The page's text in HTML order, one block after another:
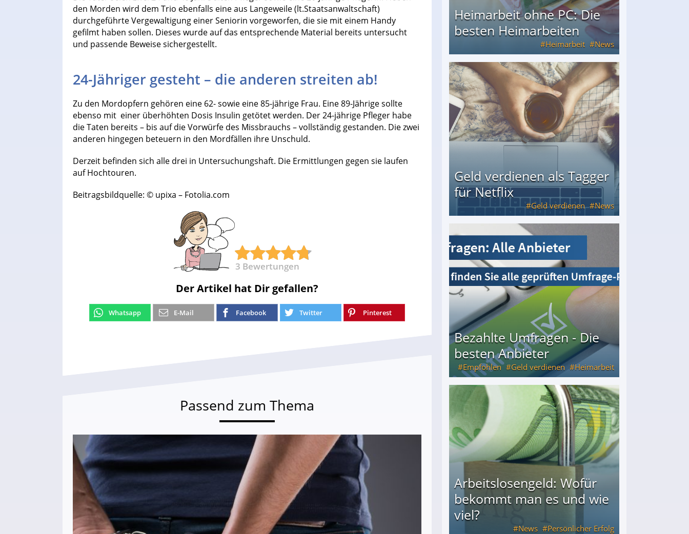
den Morden wird dem Trio ebenfalls eine aus Langeweile (lt.Staatsanwaltschaft)
durchgeführte Vergewaltigung einer Seniorin vorgeworfen, die sie mit einem Handy
gefilmt haben sollen. Dieses wurde auf das entsprechende Material bereits untersucht
und passende Beweise sichergestellt.
24-Jähriger gesteht – die anderen streiten ab!
Zu den Mordopfern gehören eine 62- sowie eine 85-jährige Frau. Eine 89-Jährige sollte
ebenso mit einer überhöhten Dosis Insulin getötet werden. Der 24-jährige Pfleger habe
die Taten bereits – bis auf die Vorwürfe des Missbrauchs – vollständig gestanden. Die zwei
anderen hingegen beteuern in den Mordfällen ihre Unschuld.
Derzeit befinden sich alle drei in Untersuchungshaft. Die Ermittlungen gegen sie laufen
auf Hochtouren.
Beitragsbildquelle: © upixa – Fotolia.com
3 Bewertungen
Der Artikel hat Dir gefallen?
Whatsapp E-Mail Facebook Twitter Pinterest
Passend zum Thema
Heimarbeit ohne PC: Die
besten Heimarbeiten
Heimarbeit News
Heimarbeit ohne PC: Die besten Heimarbeiten
Geld verdienen als Tagger
für Netflix
Geld verdienen News
Bezahlte Umfragen - Die
besten Anbieter
Empfohlen Geld verdienen Heimarbeit
Bezahlte Umfragen - Die besten Anbieter
Arbeitslosengeld: Wofür
bekommt man es und wie
viel?
News Persönlicher Erfolg